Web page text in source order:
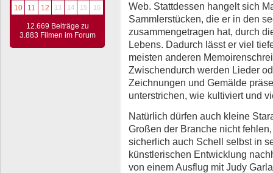
10
11 12 13 14 15 16
12.669 Beiträge zu
3.883 Filmen im Forum
Web. Stattdessen hangelt sich
Sammlerstücken, die er in den
zusammengetragen hat, durch
Lebens. Dadurch lässt er viel
meisten anderen
Zwischendurch werden Lieder
Zeichnungen und Gemälde
unterstrichen, wie kultiviert und
Natürlich dürfen auch kleine
Großen der Branche nicht
sicherlich auch Schell selbst in
künstlerischen Entwicklung
von einem Ausflug mit Judy